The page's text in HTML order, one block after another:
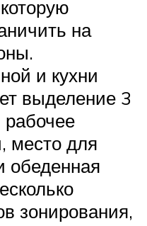
на
и кухни
выделение 3
рабочее
место для
обеденная
зонирования,